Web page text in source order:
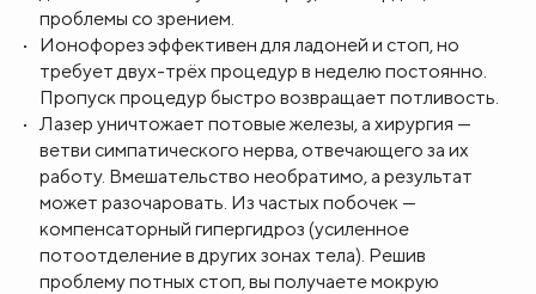
проблемы со зрением.
Ионофорез эффективен для ладоней и стоп, но
требует двух-трёх процедур в неделю постоянно.
Пропуск процедур быстро возвращает потливость.
Лазер уничтожает потовые железы, а хирургия —
ветви симпатического нерва, отвечающего за их
работу. Вмешательство необратимо, а результат
может разочаровать. Из частых побочек —
компенсаторный гипергидроз (усиленное
потоотделение в других зонах тела). Решив
проблему потных стоп, вы получаете мокрую